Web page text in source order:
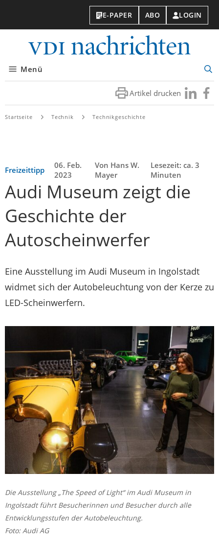
E-PAPER ABO LOGIN
Menü
Artikel drucken Besuchen
Sie
Sie
Startseite Technik Technikgeschichte
Freizeittipp
06. Feb.
2023
Von Hans W.
Mayer
Lesezeit: ca. 3
Minuten
Audi Museum zeigt die
Geschichte der
Autoscheinwerfer
Eine Ausstellung im Audi Museum in Ingolstadt
widmet sich der Autobeleuchtung von der Kerze zu
LED-Scheinwerfern.
Die Ausstellung „The Speed of Light“ im Audi Museum in
Ingolstadt führt Besucherinnen und Besucher durch alle
Entwicklungsstufen der Autobeleuchtung.
Foto: Audi AG